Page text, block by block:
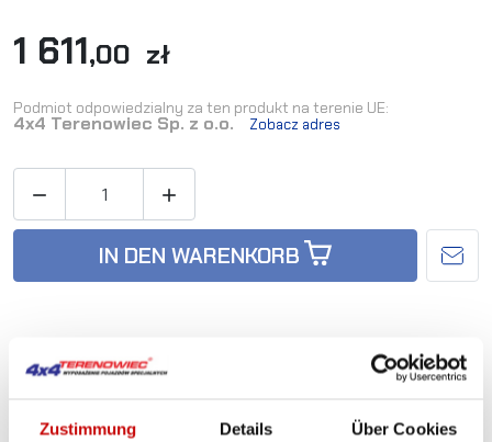
Zustimmung Details Über Cookies
1 611,00 zł
Podmiot odpowiedzialny za ten produkt na terenie UE:
4x4 Terenowiec Sp. z o.o. Zobacz adres
 
IN DEN WARENKORB
Nicht auf Lager
Artikel-Nr.: LAZER-TRIPLE-R-750-ELITE-3-B